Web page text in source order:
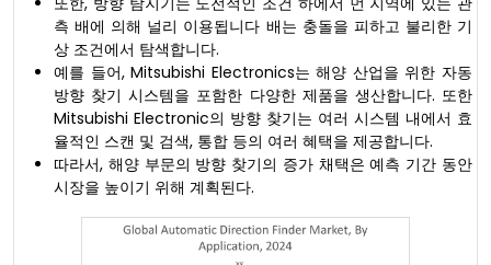
측 배에 의해 널리 이용됩니다 배는 충돌을 피하고 불리한 기
상 조건에서 탐색합니다.
예를 들어, Mitsubishi Electronics는 해양 산업을 위한 자동
방향 찾기 시스템을 포함한 다양한 제품을 생산합니다. 또한
Mitsubishi Electronic의 방향 찾기는 여러 시스템 내에서 효
율적인 스캔 및 검색, 통합 등의 여러 혜택을 제공합니다.
따라서, 해양 부문의 방향 찾기의 증가 채택은 예측 기간 동안
시장을 높이기 위해 계획된다.